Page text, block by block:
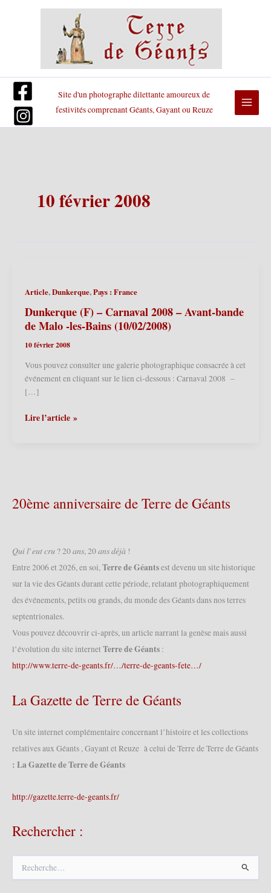
Site d'un photographe dilettante amoureux de
festivités comprenant Géants, Gayant ou Reuze
10 février 2008
Article,Dunkerque,Pays : France
Dunkerque (F) – Carnaval 2008 – Avant-bande
de Malo -les-Bains (10/02/2008)
10 février 2008
Vous pouvez consulter une galerie photographique consacrée à cet
événement en cliquant sur le lien ci-dessous : Carnaval 2008 –
[…]
Dunkerque
Avant-
bande
-
les-
(10/02/2008)
Lire l’article »
20ème anniversaire de Terre de Géants
𝑄𝑢𝑖 𝑙’𝑒𝑢𝑡 𝑐𝑟𝑢 ? 20 𝑎𝑛𝑠, 20 𝑎𝑛𝑠 𝑑𝑒́𝑗𝑎̀ !
Entre 2006 et 2026, en soi,Terre de Géantsest devenu un site historique
sur la vie des Géants durant cette période, relatant photographiquement
des événements, petits ou grands, du monde des Géants dans nos terres
septentrionales.
Vous pouvez découvrir ci-après, un article narrant la genèse mais aussi
l’évolution du site internet Terre de Géants :
http://www.terre-de-geants.fr/…/terre-de-geants-fete…/
La Gazette de Terre de Géants
Un site internet complémentaire concernant l’histoire et les collections
relatives aux Géants , Gayant et Reuze à celui de Terre de Terre de Géants
: La Gazette de Terre de Géants
http://gazette.terre-de-geants.fr/
Rechercher :